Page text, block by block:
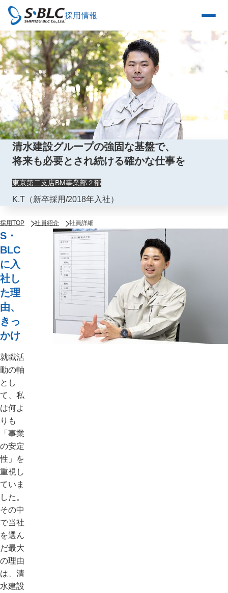
採用情報
清水建設グループの強固な基盤で、
将来も必要とされ続ける確かな仕事を
東京第二支店BM事業部２部
K.T（新卒採用/2018年入社）
採用TOP 社員紹介 社員詳細
S・
BLC
に入
社し
た理
由、
きっ
かけ
就職活
動の軸
とし
て、私
は何よ
りも
「事業
の安定
性」を
重視し
ていま
した。
その中
で当社
を選ん
だ最大
の理由
は、清
水建設